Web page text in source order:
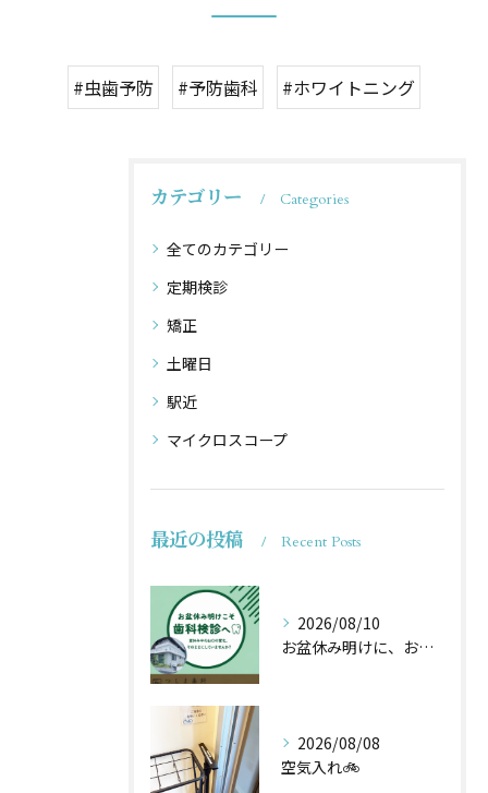
#虫歯予防 #予防歯科 #ホワイトニング
カテゴリー Categories
全てのカテゴリー
定期検診
矯正
土曜日
駅近
マイクロスコープ
最近の投稿 Recent Posts
2026/08/10
お盆休み明けに、お口の健康チェックをしませんか？🦷
2026/08/08
空気入れ🚲